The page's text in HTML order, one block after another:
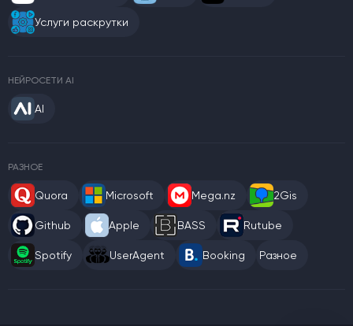
Услуги раскрутки
НЕЙРОСЕТИ AI
AI
РАЗНОЕ
Quora Microsoft Mega.nz 2Gis
Github Apple BASS Rutube
Spotify UserAgent Booking Разное